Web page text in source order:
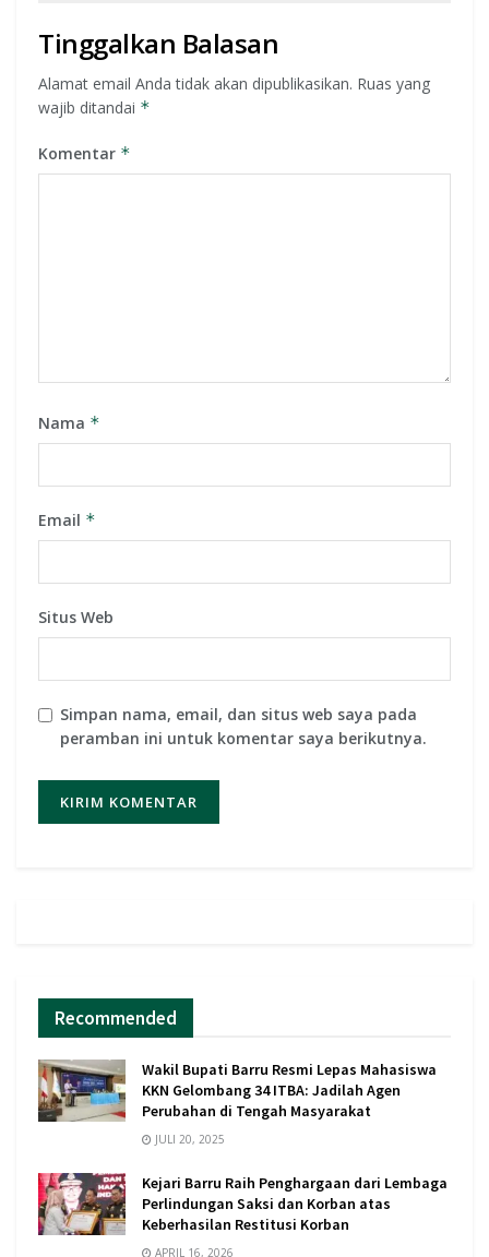
Tinggalkan Balasan
Alamat email Anda tidak akan dipublikasikan. Ruas yang
wajib ditandai *
Komentar *
Nama *
Email *
Situs Web
Simpan nama, email, dan situs web saya pada
peramban ini untuk komentar saya berikutnya.
Recommended
Wakil Bupati Barru Resmi Lepas Mahasiswa
KKN Gelombang 34 ITBA: Jadilah Agen
Perubahan di Tengah Masyarakat
JULI 20, 2025
Kejari Barru Raih Penghargaan dari Lembaga
Perlindungan Saksi dan Korban atas
Keberhasilan Restitusi Korban
APRIL 16, 2026